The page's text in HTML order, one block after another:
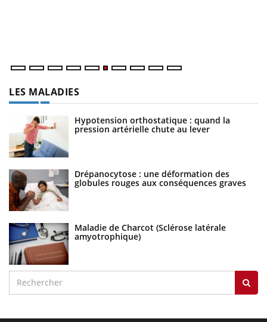
LES MALADIES
Hypotension orthostatique : quand la
pression artérielle chute au lever
Drépanocytose : une déformation des
globules rouges aux conséquences graves
Maladie de Charcot (Sclérose latérale
amyotrophique)